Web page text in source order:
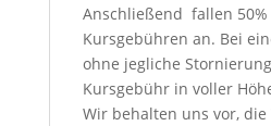
Anschließend fallen
Kursgebühren an. Bei
ohne jegliche
Kursgebühr in voller
Wir behalten uns vor,